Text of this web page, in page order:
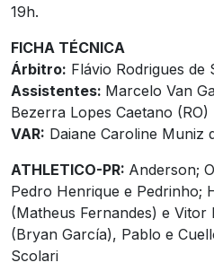
19h.
FICHA TÉCNICA
Árbitro: Flávio Rodrigues de
Assistentes: Marcelo Van
Bezerra Lopes Caetano (RO)
VAR: Daiane Caroline Muniz
ATHLETICO-PR: Anderson;
Pedro Henrique e Pedrinho;
(Matheus Fernandes) e
(Bryan García), Pablo e
Scolari